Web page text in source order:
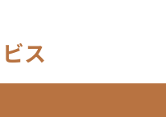
ス